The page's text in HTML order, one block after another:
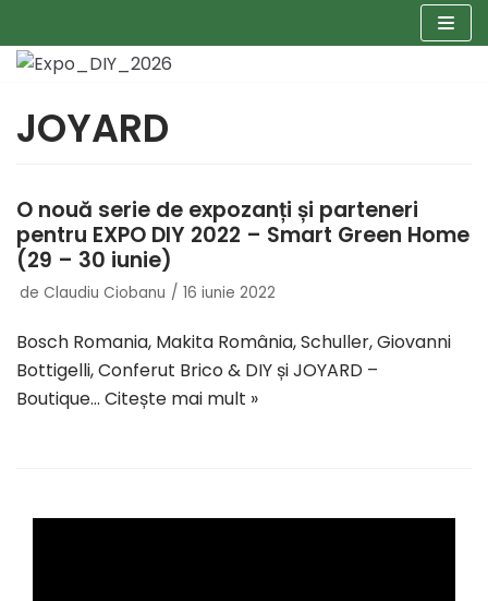
Sari
conținut
JOYARD
O nouă serie de expozanți și parteneri
pentru EXPO DIY 2022 – Smart Green Home
(29 – 30 iunie)
de Claudiu Ciobanu 16 iunie 2022
Bosch Romania, Makita România, Schuller, Giovanni
Bottigelli, Conferut Brico & DIY și JOYARD –
Boutique… Citește mai mult »